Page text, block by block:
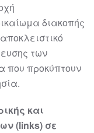
διακοπής
αποκλειστικό
των
που προκύπτουν
και
(links) σε